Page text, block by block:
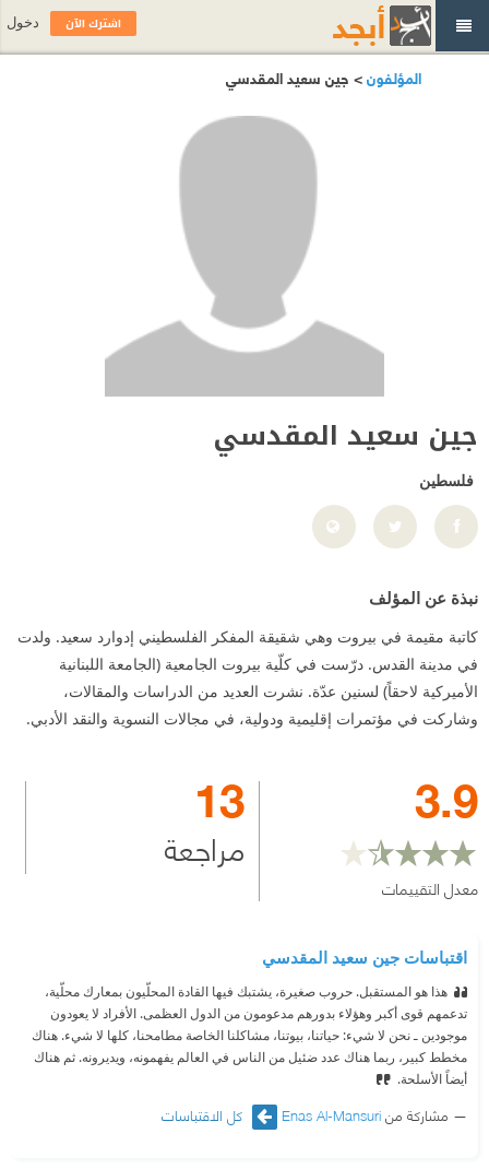
المؤلفون> جين سعيد المقدسي
جين سعيد المقدسي
فلسطين
نبذة عن المؤلف
كاتبة مقيمة في بيروت وهي شقيقة المفكر الفلسطيني إدوارد سعيد. ولدت
في مدينة القدس. درّست في كلّية بيروت الجامعية (الجامعة اللبنانية
الأميركية لاحقاً) لسنين عدّة. نشرت العديد من الدراسات والمقالات،
وشاركت في مؤتمرات إقليمية ودولية، في مجالات النسوية والنقد الأدبي.
3.9
معدل التقييمات
13
مراجعة
اقتباسات جين سعيد المقدسي
هذا هو المستقبل. حروب صغيرة، يشتبك فيها القادة المحلّيون بمعارك محلّية،
تدعمهم قوى أكبر وهؤلاء بدورهم مدعومون من الدول العظمى. الأفراد لا يعودون
موجودين ـ نحن لا شيء: حياتنا، بيوتنا، مشاكلنا الخاصة مطامحنا، كلها لا شيء. هناك
مخطط كبير، ربما هناك عدد ضئيل من الناس في العالم يفهمونه، ويديرونه. ثم هناك
أيضاً الأسلحة.
مشاركة منEnas Al-Mansuri كل الاقتباسات
اشترك الآن دخول